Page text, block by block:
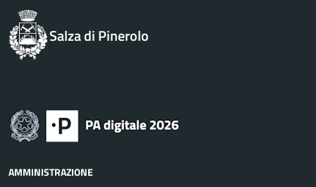
Salza di Pinerolo
AMMINISTRAZIONE